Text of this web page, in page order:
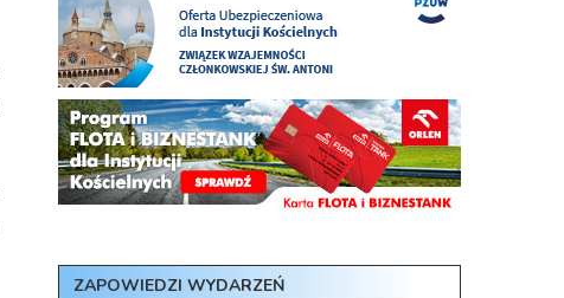
ZAPOWIEDZI WYDARZEŃ